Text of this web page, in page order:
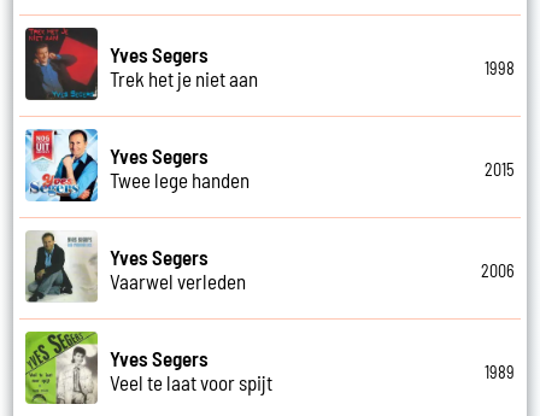
Yves Segers
Trek het je niet aan
1998
Yves Segers
Twee lege handen
2015
Yves Segers
Vaarwel verleden
2006
Yves Segers
Veel te laat voor spijt
1989